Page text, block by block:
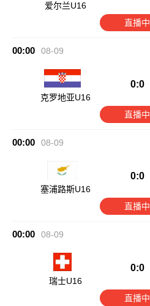
爱尔兰U16
直播中
00:00 08-09
克罗地亚U16
0:0
直播中
00:00 08-09
塞浦路斯U16
0:0
直播中
00:00 08-09
瑞士U16
0:0
直播中